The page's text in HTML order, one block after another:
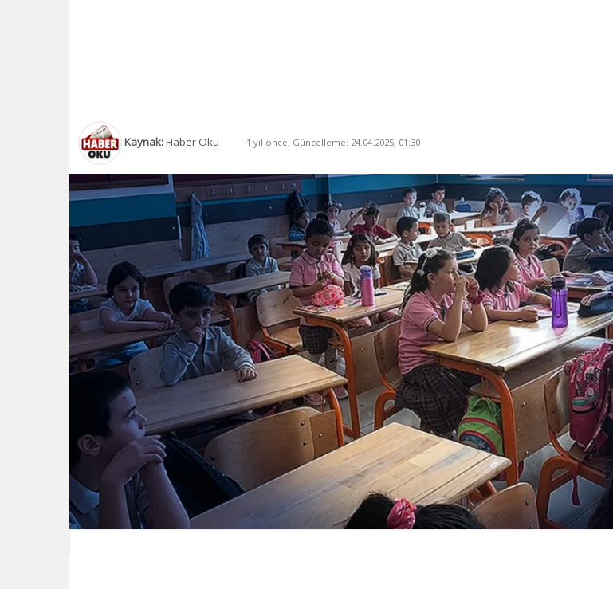
Kaynak:Haber Oku 1 yıl önce, Güncelleme: 24.04.2025, 01:30